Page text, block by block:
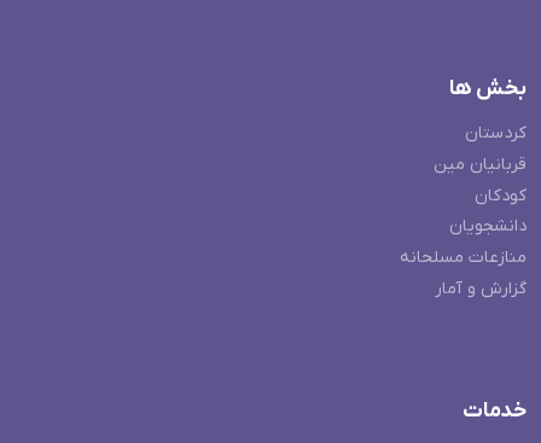
بخش ها
کردستان
قربانیان مین
کودکان
دانشجویان
منازعات مسلحانه
گزارش و آمار
خدمات